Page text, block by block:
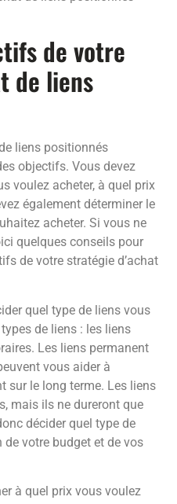
de votre
de liens
liens positionnés
objectifs. Vous devez
voulez acheter, à quel prix
également déterminer le
acheter. Si vous ne
quelques conseils pour
de votre stratégie d’achat
quel type de liens vous
de liens : les liens
Les liens permanent
vous aider à
sur le long terme. Les liens
mais ils ne dureront que
décider quel type de
votre budget et de vos
à quel prix vous voulez